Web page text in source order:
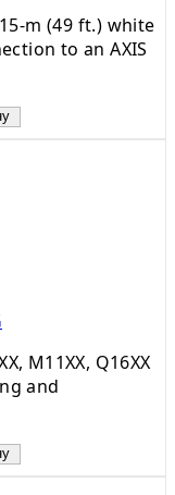
m (49 ft.) white
to an AXIS
M11XX, Q16XX
and